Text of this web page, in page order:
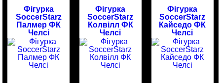
Фігурка
SoccerStarz
Палмер ФК
Челсі
Фігурка
SoccerStarz
Колвілл ФК
Челсі
Фігурка
SoccerStarz
Кайседо ФК
Челсі